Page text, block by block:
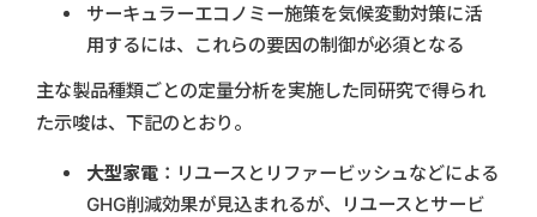
サーキュラーエコノミー施策を気候変動対策に活
用するには、これらの要因の制御が必須となる
主な製品種類ごとの定量分析を実施した同研究で得られ
た示唆は、下記のとおり。
大型家電 ：リユースとリファービッシュなどによる
GHG削減効果が見込まれるが、リユースとサービ